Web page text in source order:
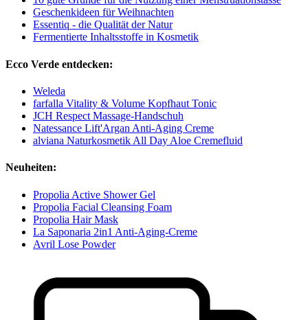
Geschenkideen für Weihnachten
Essentiq - die Qualität der Natur
Fermentierte Inhaltsstoffe in Kosmetik
Ecco Verde entdecken:
Weleda
farfalla Vitality & Volume Kopfhaut Tonic
JCH Respect Massage-Handschuh
Natessance Lift'Argan Anti-Aging Creme
alviana Naturkosmetik All Day Aloe Cremefluid
Neuheiten:
Propolia Active Shower Gel
Propolia Facial Cleansing Foam
Propolia Hair Mask
La Saponaria 2in1 Anti-Aging-Creme
Avril Lose Powder